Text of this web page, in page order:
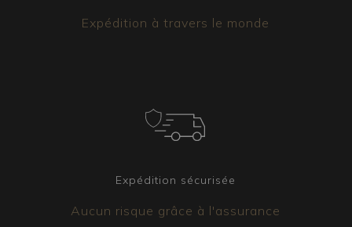
Expédition à travers le monde
Expédition sécurisée
Aucun risque grâce à l'assurance